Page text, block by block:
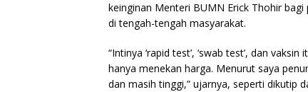
keinginan Menteri BUMN Erick Thohir
di tengah-tengah masyarakat.
“Intinya ‘rapid test’, ‘swab test’, dan
hanya menekan harga. Menurut saya
dan masih tinggi,” ujarnya, seperti dikutip